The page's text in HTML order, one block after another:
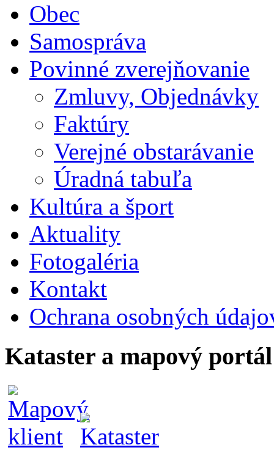
Obec
Samospráva
Povinné zverejňovanie
Zmluvy, Objednávky
Faktúry
Verejné obstarávanie
Úradná tabuľa
Kultúra a šport
Aktuality
Fotogaléria
Kontakt
Ochrana osobných
Kataster a mapový portál